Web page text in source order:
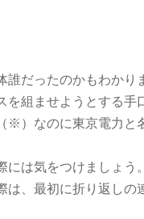
だったのかもわかり
組ませようとする手
※）なのに東京電力と
は気をつけましょう。
、最初に折り返しの